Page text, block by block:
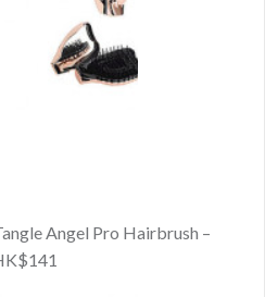
Angel Pro Hairbrush –